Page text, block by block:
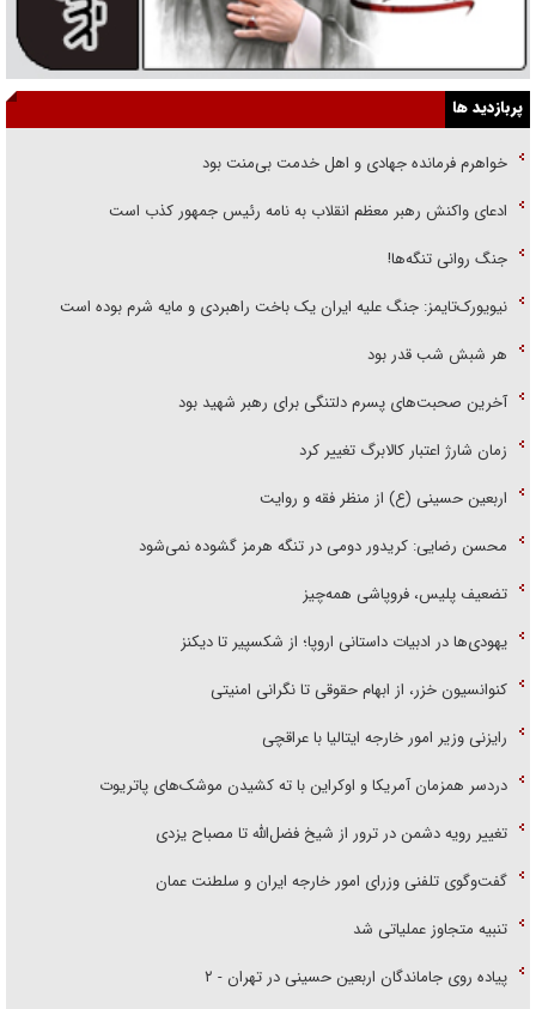
پربازدید ها
خواهرم فرمانده جهادی و اهل خدمت بی‌منت بود
ادعای واکنش رهبر معظم انقلاب به نامه رئیس جمهور کذب است
جنگ روانی تنگه‌ها!
نیویورک‌تایمز: جنگ علیه ایران یک باخت راهبردی و مایه شرم بوده است
هر شبش شب قدر بود
آخرین صحبت‌های پسرم دلتنگی برای رهبر شهید بود
زمان شارژ اعتبار کالابرگ تغییر کرد
اربعین حسینی (ع) از منظر فقه و روایت
محسن رضایی: کریدور دومی در تنگه هرمز گشوده نمی‌شود
تضعیف پلیس، فروپاشی همه‌چیز
یهودی‌ها در ادبیات داستانی اروپا؛ از شکسپیر تا دیکنز
کنوانسیون خزر، از ابهام حقوقی تا نگرانی امنیتی
رایزنی وزیر امور خارجه ایتالیا با عراقچی
دردسر همزمان آمریکا و اوکراین با ته کشیدن موشک‌های پاتریوت
تغییر رویه دشمن در ترور از شیخ فضل‌الله تا مصباح یزدی
گفت‌وگوی تلفنی وزرای امور خارجه ایران و سلطنت عمان
تنبیه متجاوز عملیاتی شد
پیاده روی جاماندگان اربعین حسینی در تهران - ۲